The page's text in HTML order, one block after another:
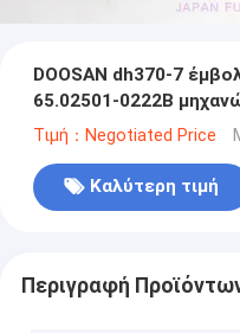
DOOSAN dh370-7
65.02501-0222B
Τιμή：Negotiated Price
Καλύτερη τιμή
Περιγραφή